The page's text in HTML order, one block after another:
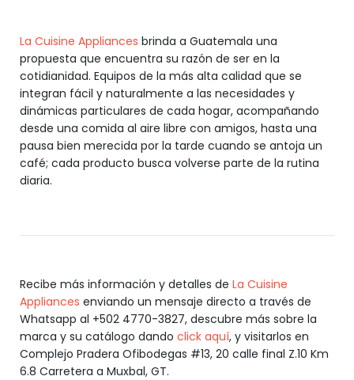
La Cuisine Appliances brinda a Guatemala una
propuesta que encuentra su razón de ser en la
cotidianidad. Equipos de la más alta calidad que se
integran fácil y naturalmente a las necesidades y
dinámicas particulares de cada hogar, acompañando
desde una comida al aire libre con amigos, hasta una
pausa bien merecida por la tarde cuando se antoja un
café; cada producto busca volverse parte de la rutina
diaria.
Recibe más información y detalles de La Cuisine
Appliances enviando un mensaje directo a través de
Whatsapp al +502 4770-3827, descubre más sobre la
marca y su catálogo dando click aquí, y visitarlos en
Complejo Pradera Ofibodegas #13, 20 calle final Z.10 Km
6.8 Carretera a Muxbal, GT.